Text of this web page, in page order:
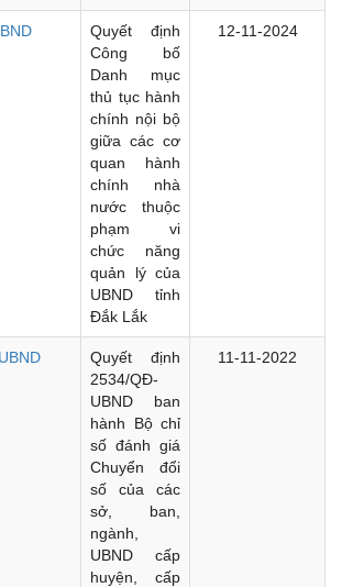
Quyết định
Công bố
Danh mục
thủ tục hành
chính nội bộ
giữa các cơ
quan hành
chính nhà
nước thuộc
phạm vi
chức năng
quản lý của
UBND tỉnh
Đắk Lắk
12-11-2024
Quyết định
2534/QĐ-
UBND ban
hành Bộ chỉ
số đánh giá
Chuyển đổi
số của các
sở, ban,
ngành,
UBND cấp
huyện, cấp
11-11-2022